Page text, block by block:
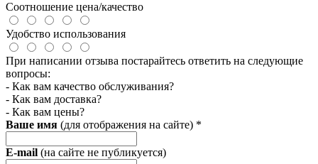
Соотношение цена/качество
Удобство использования
При написании отзыва постарайтесь ответить на следующие
вопросы:
- Как вам качество обслуживания?
- Как вам доставка?
- Как вам цены?
Ваше имя (для отображения на сайте) *
E-mail (на сайте не публикуется)